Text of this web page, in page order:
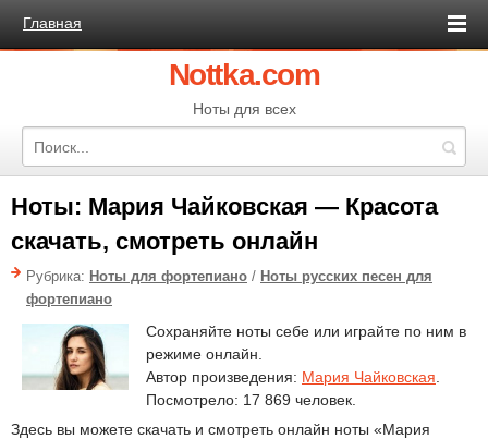
Главная
Nottka.com
Ноты для всех
Ноты: Мария Чайковская — Красота
скачать, смотреть онлайн
Рубрика: Ноты для фортепиано / Ноты русских песен для
фортепиано
Сохраняйте ноты себе или играйте по ним в
режиме онлайн.
Автор произведения: Мария Чайковская
Посмотрело: 17 869 человек.
Здесь вы можете скачать и смотреть онлайн ноты «Мария